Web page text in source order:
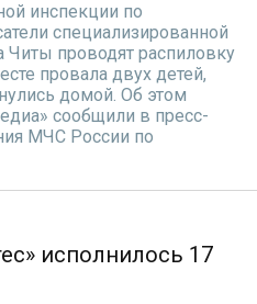
инспекции по
специализированной
Читы проводят распиловку
провала двух детей,
домой. Об этом
сообщили в пресс-
МЧС России по
исполнилось 17